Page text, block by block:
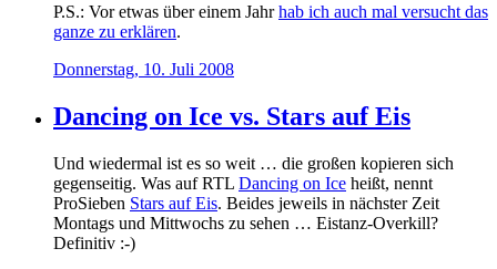
P.S.: Vor etwas über einem Jahrhab ich auch mal versucht das
ganze zu erklären.
Donnerstag, 10. Juli 2008
Dancing on Ice vs. Stars auf Eis
Und wiedermal ist es so weit … die großen kopieren sich
gegenseitig. Was auf RTL Dancing on Ice heißt, nennt
ProSieben Stars auf Eis. Beides jeweils in nächster Zeit
Montags und Mittwochs zu sehen … Eistanz-Overkill?
Definitiv :-)